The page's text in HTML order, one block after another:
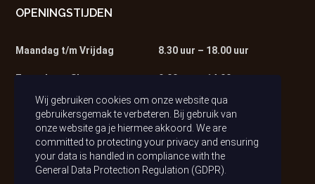
OPENINGSTIJDEN
Maandag t/m Vrijdag 8.30 uur – 18.00 uur
Zaterdag – Showroom 9.00 uur – 14.00 uur
Zaterdag – Werkplaats 9.00 uur – 13.00 uur
Wij gebruiken cookies om onze website qua
gebruikersgemak te verbeteren. Bij gebruik van
onze website ga je hiermee akkoord. We are
committed to protecting your privacy and ensuring
your data is handled in compliance with the
General Data Protection Regulation (GDPR)